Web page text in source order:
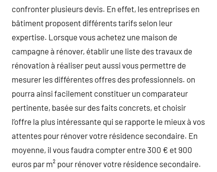
confronter plusieurs devis. En effet, les entreprises en
bâtiment proposent différents tarifs selon leur
expertise. Lorsque vous achetez une maison de
campagne à rénover, établir une liste des travaux de
rénovation à réaliser peut aussi vous permettre de
mesurer les différentes offres des professionnels. on
pourra ainsi facilement constituer un comparateur
pertinente, basée sur des faits concrets, et choisir
l’offre la plus intéressante qui se rapporte le mieux à vos
attentes pour rénover votre résidence secondaire. En
moyenne, il vous faudra compter entre 300 € et 900
euros par m² pour rénover votre résidence secondaire.